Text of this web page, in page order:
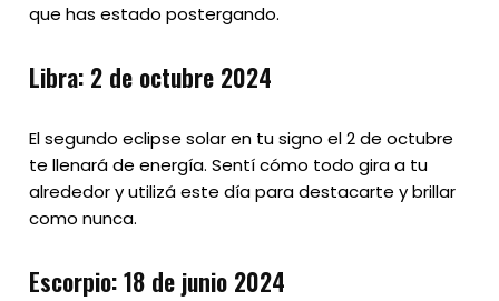
que has estado postergando.
Libra: 2 de octubre 2024
El segundo eclipse solar en tu signo el 2 de octubre
te llenará de energía. Sentí cómo todo gira a tu
alrededor y utilizá este día para destacarte y brillar
como nunca.
Escorpio: 18 de junio 2024